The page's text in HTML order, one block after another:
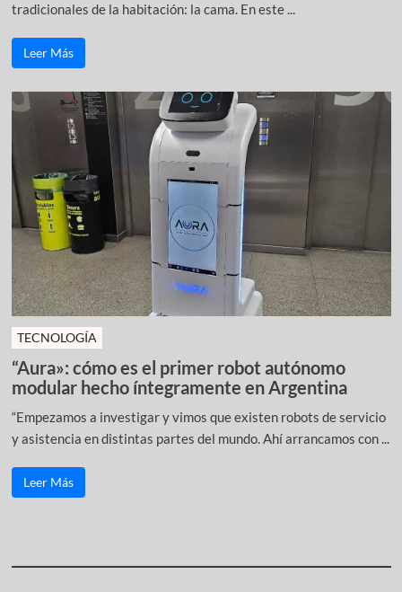
tradicionales de la habitación: la cama. En este ...
Leer Más
TECNOLOGÍA
“Aura»: cómo es el primer robot autónomo
modular hecho íntegramente en Argentina
“Empezamos a investigar y vimos que existen robots de servicio
y asistencia en distintas partes del mundo. Ahí arrancamos con ...
Leer Más